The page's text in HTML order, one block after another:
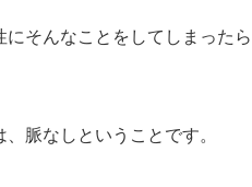
にそんなことをしてしまった
脈なしということです。